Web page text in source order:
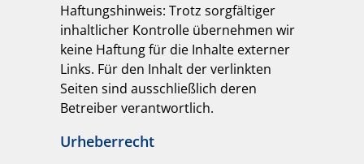
Haftungshinweis: Trotz sorgfältiger
inhaltlicher Kontrolle übernehmen wir
keine Haftung für die Inhalte externer
Links. Für den Inhalt der verlinkten
Seiten sind ausschließlich deren
Betreiber verantwortlich.
Urheberrecht